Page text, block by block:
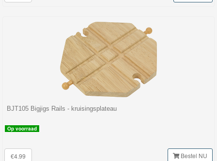
BJT105 Bigjigs Rails - kruisingsplateau
Op voorraad
€4.99 Bestel NU